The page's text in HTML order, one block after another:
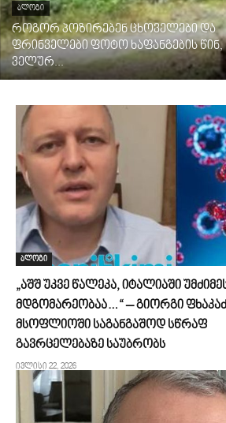
ᲑᲚᲝᲒᲘ
როგორ პოზირებენ ცხოველები და
ფრინველები ფოტო ხაფანგების წინ,
ველურ...
ბლოგი
„აშშ უკვე წალეკა, იტალიაში
მდგომარეობაა…“ – გიორგი
მსოფლიოში საგანგაშოდ სწრაფ
გავრცელებაზე საუბრობს
ივლისი 22, 2026